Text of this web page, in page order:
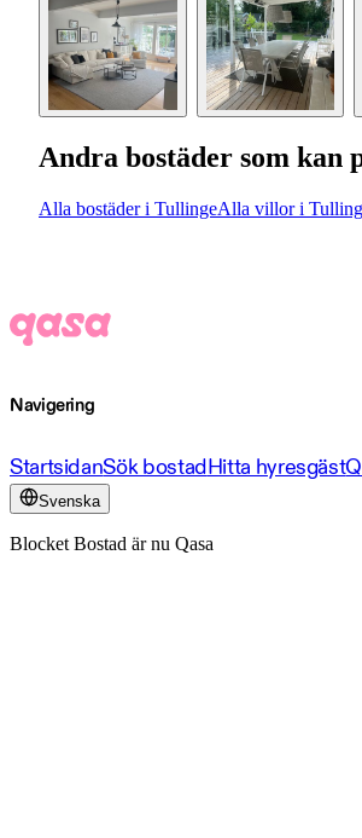
Andra bostäder som kan
Alla bostäder i TullingeAlla villor i
Navigering
StartsidanSök bostadHitta hyresgäst
Svenska
Blocket Bostad är nu Qasa